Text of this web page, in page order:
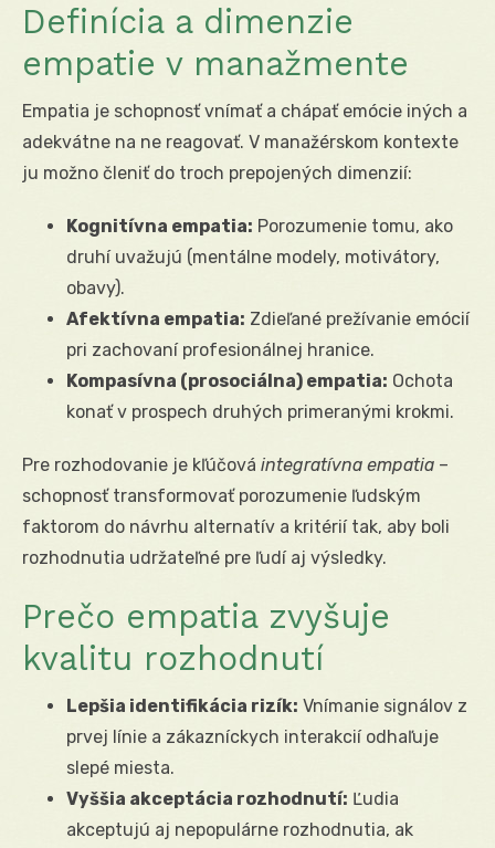
Definícia a dimenzie
empatie v manažmente
Empatia je schopnosť vnímať a chápať emócie iných a
adekvátne na ne reagovať. V manažérskom kontexte
ju možno členiť do troch prepojených dimenzií:
Kognitívna empatia: Porozumenie tomu, ako
druhí uvažujú (mentálne modely, motivátory,
obavy).
Afektívna empatia: Zdieľané prežívanie emócií
pri zachovaní profesionálnej hranice.
Kompasívna (prosociálna) empatia: Ochota
konať v prospech druhých primeranými krokmi.
Pre rozhodovanie je kľúčová integratívna empatia –
schopnosť transformovať porozumenie ľudským
faktorom do návrhu alternatív a kritérií tak, aby boli
rozhodnutia udržateľné pre ľudí aj výsledky.
Prečo empatia zvyšuje
kvalitu rozhodnutí
Lepšia identifikácia rizík: Vnímanie signálov z
prvej línie a zákazníckych interakcií odhaľuje
slepé miesta.
Vyššia akceptácia rozhodnutí: Ľudia
akceptujú aj nepopulárne rozhodnutia, ak